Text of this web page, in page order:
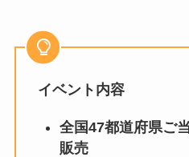
イベント内容
全国47都道府県ご
販売